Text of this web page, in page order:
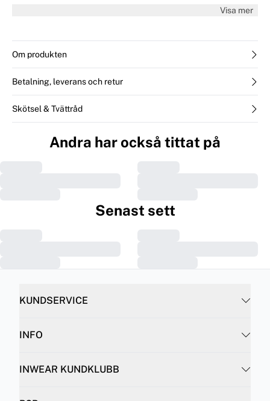
Visa mer
Om produkten
Betalning, leverans och retur
Skötsel & Tvättråd
Andra har också tittat på
Senast sett
KUNDSERVICE
INFO
INWEAR KUNDKLUBB